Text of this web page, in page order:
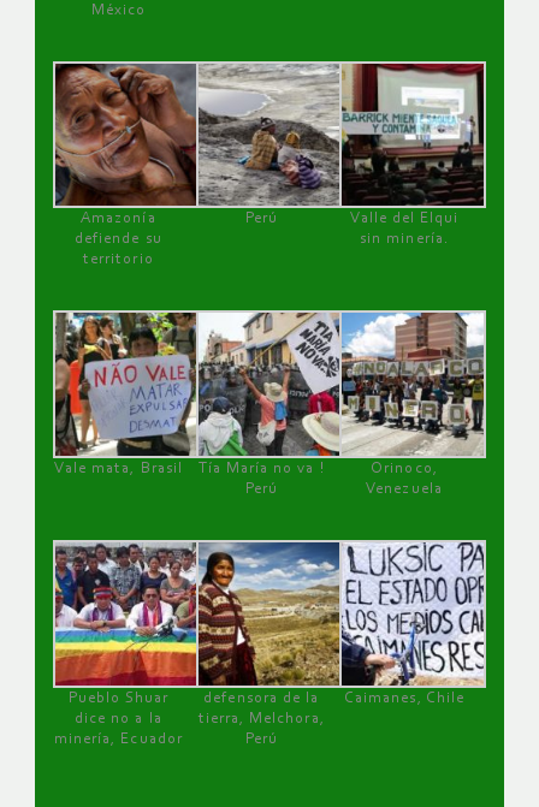
México
Amazonía
defiende su
territorio
Perú
Valle del Elqui
sin minería.
Vale mata, Brasil
Tía María no va !
Perú
Orinoco,
Venezuela
Pueblo Shuar
dice no a la
minería, Ecuador
defensora de la
tierra, Melchora,
Perú
Caimanes, Chile